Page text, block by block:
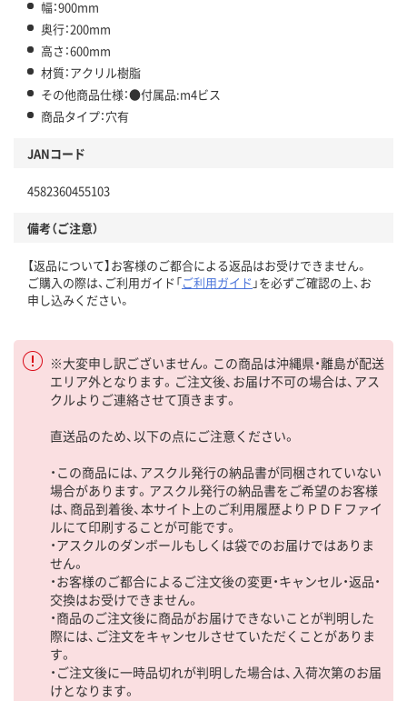
幅：900mm
奥行：200mm
高さ：600mm
材質：アクリル樹脂
その他商品仕様：●付属品:m4ビス
商品タイプ：穴有
JANコード
4582360455103
備考（ご注意）
【返品について】お客様のご都合による返品はお受けできません。
ご購入の際は、ご利用ガイド「ご利用ガイド 」を必ずご確認の上、お
申し込みください。
※大変申し訳ございません。この商品は沖縄県・離島が配送
エリア外となります。ご注文後、お届け不可の場合は、アス
クルよりご連絡させて頂きます。
直送品のため、以下の点にご注意ください。
・この商品には、アスクル発行の納品書が同梱されていない
場合があります。アスクル発行の納品書をご希望のお客様
は、商品到着後、本サイト上のご利用履歴よりＰＤＦファイ
ルにて印刷することが可能です。
・アスクルのダンボールもしくは袋でのお届けではありま
せん。
・お客様のご都合によるご注文後の変更・キャンセル・返品・
交換はお受けできません。
・商品のご注文後に商品がお届けできないことが判明した
際には、ご注文をキャンセルさせていただくことがありま
す。
・ご注文後に一時品切れが判明した場合は、入荷次第のお届
けとなります。